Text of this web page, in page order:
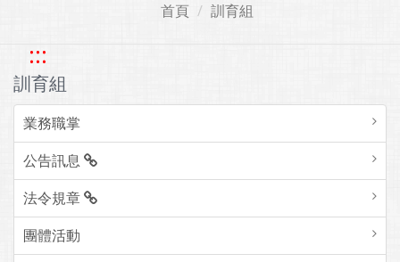
首頁 訓育組
:::
訓育組
業務職掌
公告訊息
法令規章
團體活動